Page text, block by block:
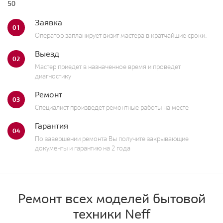
50
01 Заявка
Оператор запланирует визит мастера в кратчайшие сроки.
02 Выезд
Мастер приедет в назначенное время и проведет
диагностику
03 Ремонт
Специалист произведет ремонтные работы на месте
04 Гарантия
По завершении ремонта Вы получите закрывающие
документы и гарантию на 2 года
Ремонт всех моделей бытовой
техники Neff